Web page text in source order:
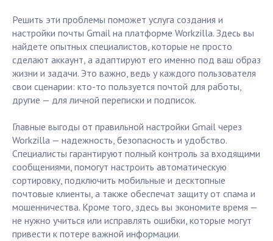
Решить эти проблемы поможет услуга создания и
настройки почты Gmail на платформе Workzilla. Здесь вы
найдете опытных специалистов, которые не просто
сделают аккаунт, а адаптируют его именно под ваш образ
жизни и задачи. Это важно, ведь у каждого пользователя
свои сценарии: кто-то пользуется почтой для работы,
другие — для личной переписки и подписок.
Главные выгоды от правильной настройки Gmail через
Workzilla — надежность, безопасность и удобство.
Специалисты гарантируют полный контроль за входящими
сообщениями, помогут настроить автоматическую
сортировку, подключить мобильные и десктопные
почтовые клиенты, а также обеспечат защиту от спама и
мошенничества. Кроме того, здесь вы экономите время —
не нужно учиться или исправлять ошибки, которые могут
привести к потере важной информации.